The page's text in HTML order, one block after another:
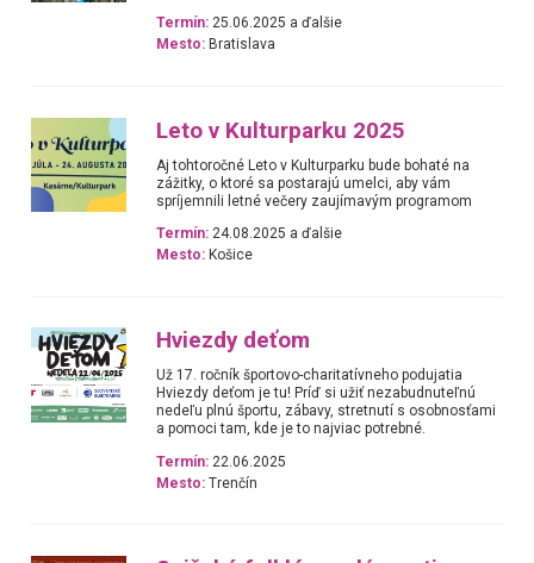
Termín: 25.06.2025 a ďalšie
Mesto: Bratislava
Leto v Kulturparku 2025
Aj tohtoročné Leto v Kulturparku bude bohaté na
zážitky, o ktoré sa postarajú umelci, aby vám
spríjemnili letné večery zaujímavým programom
Termín: 24.08.2025 a ďalšie
Mesto: Košice
Hviezdy deťom
Už 17. ročník športovo-charitatívneho podujatia
Hviezdy deťom je tu! Príď si užiť nezabudnuteľnú
nedeľu plnú športu, zábavy, stretnutí s osobnosťami
a pomoci tam, kde je to najviac potrebné.
Termín: 22.06.2025
Mesto: Trenčín